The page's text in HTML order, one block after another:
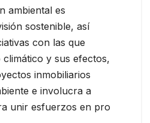
ambiental es
sostenible, así
con las que
y sus efectos,
inmobiliarios
e involucra a
unir esfuerzos en pro